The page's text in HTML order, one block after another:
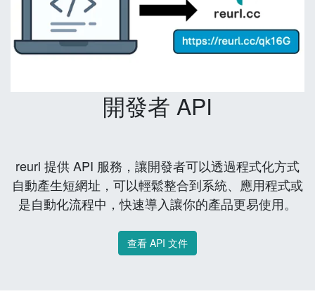
開發者 API
reurl 提供 API 服務，讓開發者可以透過程式化方式
自動產生短網址，可以輕鬆整合到系統、應用程式或
是自動化流程中，快速導入讓你的產品更易使用。
查看 API 文件